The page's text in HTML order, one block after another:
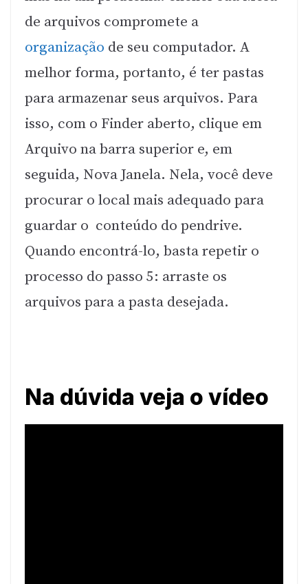
de arquivos compromete a
organização de seu computador. A
melhor forma, portanto, é ter pastas
para armazenar seus arquivos. Para
isso, com o Finder aberto, clique em
Arquivo na barra superior e, em
seguida, Nova Janela. Nela, você deve
procurar o local mais adequado para
guardar o conteúdo do pendrive.
Quando encontrá-lo, basta repetir o
processo do passo 5: arraste os
arquivos para a pasta desejada.
Na dúvida veja o vídeo